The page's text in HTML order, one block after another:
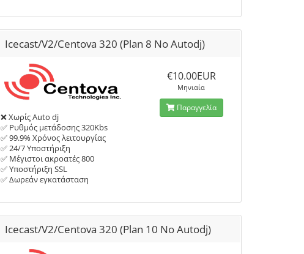
Icecast/V2/Centova 320 (Plan 8 No Autodj)
❌ Χωρίς Auto dj
✅ Ρυθμός μετάδοσης 320Kbs
✅ 99.9% Χρόνος λειτουργίας
✅ 24/7 Υποστήριξη
✅ Μέγιστοι ακροατές 800
✅ Υποστήριξη SSL
✅ Δωρεάν εγκατάσταση
€10.00EUR
Μηνιαία
Παραγγελία
Icecast/V2/Centova 320 (Plan 10 No Autodj)